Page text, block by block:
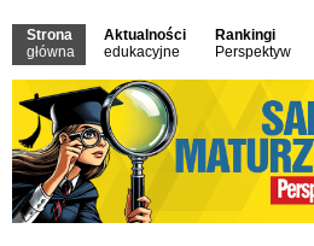
Strona
główna
Aktualności
edukacyjne
Rankingi
Perspektyw